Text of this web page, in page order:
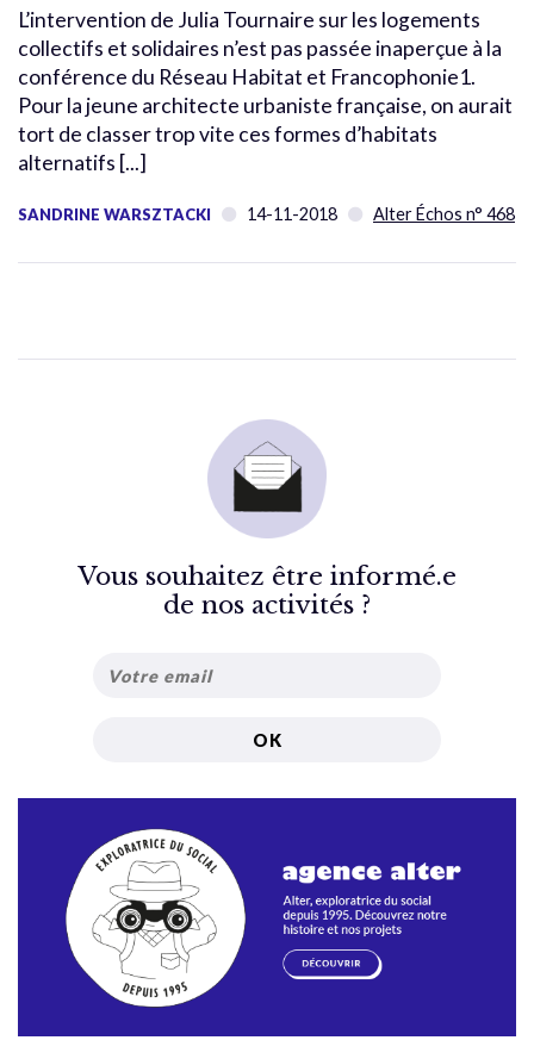
L’intervention de Julia Tournaire sur les logements
collectifs et solidaires n’est pas passée inaperçue à la
conférence du Réseau Habitat et Francophonie1.
Pour la jeune architecte urbaniste française, on aurait
tort de classer trop vite ces formes d’habitats
alternatifs [...]
SANDRINE WARSZTACKI 14-11-2018 Alter Échos n° 468
Vous souhaitez être informé.e
de nos activités ?